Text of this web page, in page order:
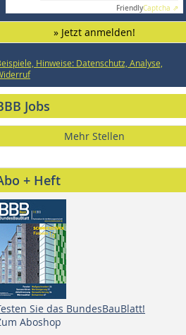
FriendlyCaptcha ⇗
» Jetzt anmelden!
Hinweise: Datenschutz, Analyse,
Jobs
Mehr Stellen
+ Heft
Sie das BundesBauBlatt!
Aboshop